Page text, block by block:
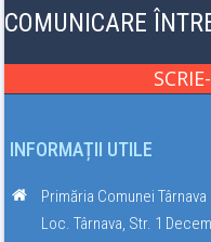
COMUNICARE
INFORMAȚII UTILE
Primăria Comunei Târnava
Loc. Târnava, Str. 1